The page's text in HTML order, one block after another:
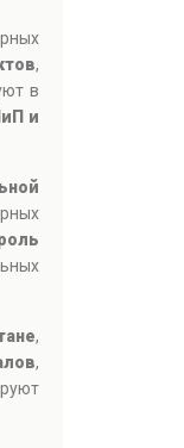
,
в
и
,
,